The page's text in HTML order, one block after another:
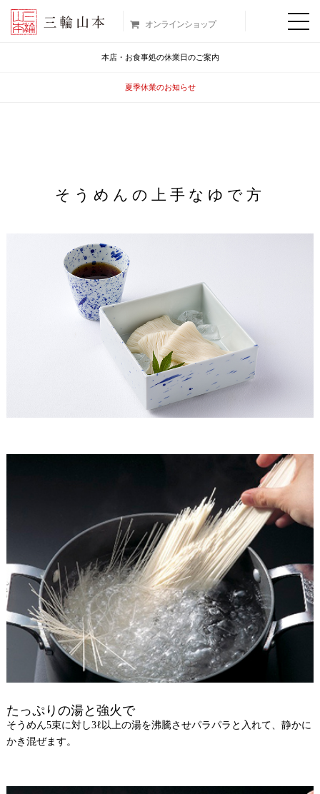
オンラインショップ
本店・お食事処の休業日のご案内
夏季休業のお知らせ
そうめんの上手なゆで方
たっぷりの湯と強火で
そうめん5束に対し3ℓ以上の湯を沸騰させパラパラと入れて、静かに
かき混ぜます。